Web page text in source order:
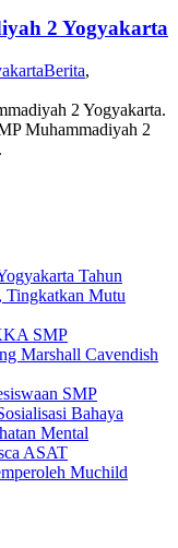
2 Yogyakarta
Berita,
2 Yogyakarta.
Muhammadiyah 2
Tahun
Tingkatkan Mutu
SMP
Marshall Cavendish
SMP
Bahaya
Mental
ASAT
Muchild